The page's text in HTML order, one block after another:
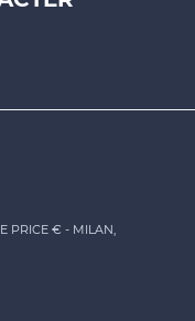
PRICE € - MILAN,